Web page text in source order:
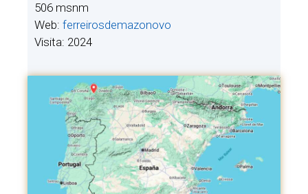
506 msnm
Web: ferreirosdemazonovo
Visita: 2024